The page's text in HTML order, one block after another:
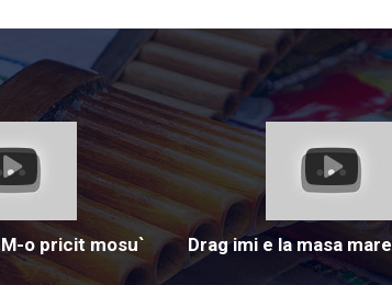
o pricit mosu`
Drag imi e la masa mare